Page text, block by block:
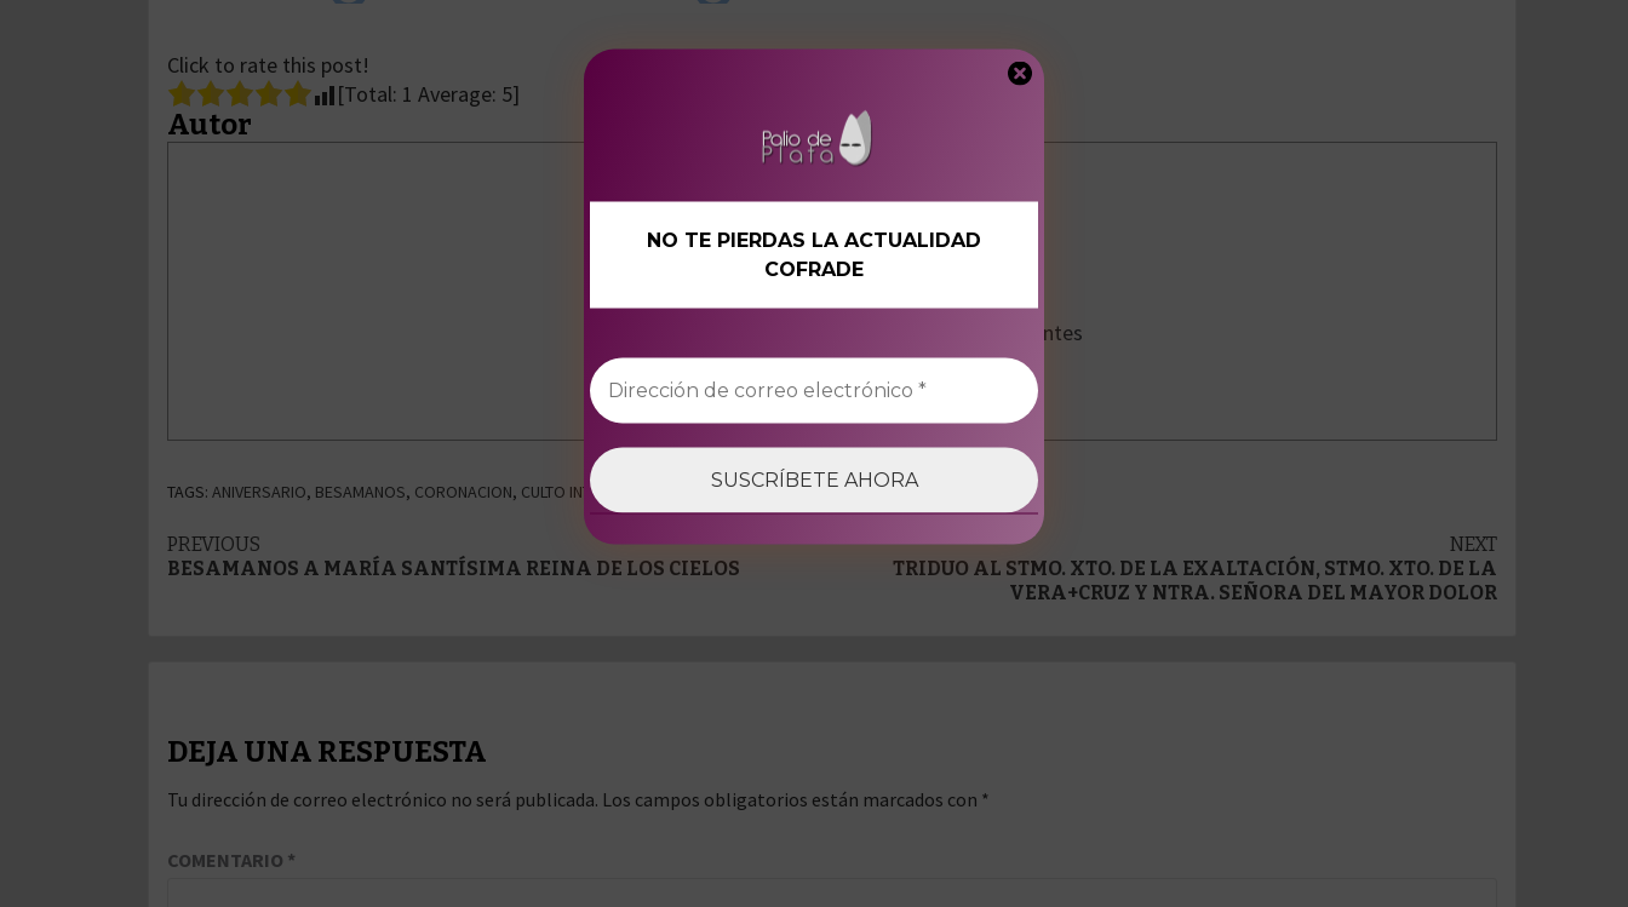
Click to rate this post!
[Total: 1 Average: 5]
Autor
Fotógrafo y hermano de la Cofradía de los Estudiantes
Ver todas las entradas
NO TE PIERDAS LA ACTUALIDAD
COFRADE
TAGS: ANIVERSARIO, BESAMANOS, CORONACION, CULTO INTERNO ROCÍO CORONADA,SEPTIEMBRE
Post
PREVIOUS
BESAMANOS A MARÍA SANTÍSIMA REINA DE LOS CIELOS
NEXT
TRIDUO AL STMO. XTO. DE LA EXALTACIÓN, STMO. XTO. DE LA
VERA+CRUZ Y NTRA. SEÑORA DEL MAYOR DOLOR
DEJA UNA RESPUESTA
Tu dirección de correo electrónico no será publicada. Los campos obligatorios están marcados con *
COMENTARIO *